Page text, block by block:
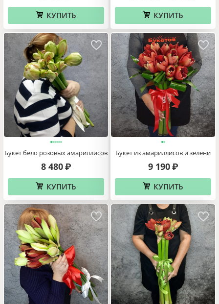
КУПИТЬ КУПИТЬ
Букет бело розовых амариллисов
8 480 ₽
КУПИТЬ
Букет из амариллисов и зелени
9 190 ₽
КУПИТЬ